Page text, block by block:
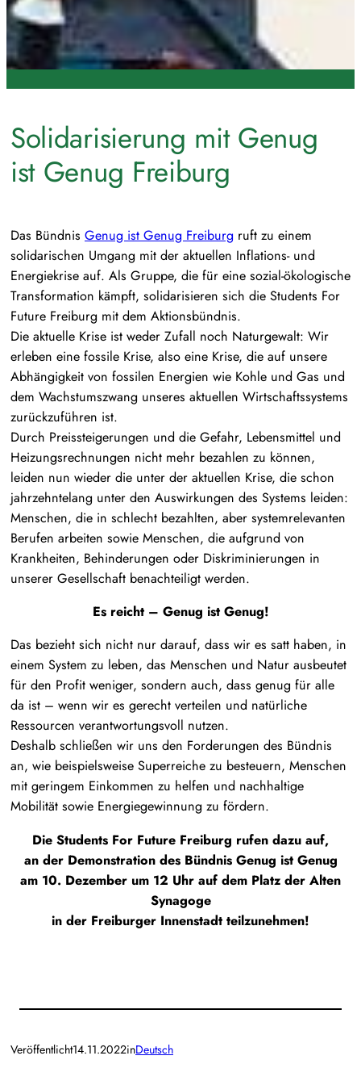
Solidarisierung mit Genug
ist Genug Freiburg
Das Bündnis Genug ist Genug Freiburg ruft zu einem
solidarischen Umgang mit der aktuellen Inflations- und
Energiekrise auf. Als Gruppe, die für eine sozial-ökologische
Transformation kämpft, solidarisieren sich die Students For
Future Freiburg mit dem Aktionsbündnis.
Die aktuelle Krise ist weder Zufall noch Naturgewalt: Wir
erleben eine fossile Krise, also eine Krise, die auf unsere
Abhängigkeit von fossilen Energien wie Kohle und Gas und
dem Wachstumszwang unseres aktuellen Wirtschaftssystems
zurückzuführen ist.
Durch Preissteigerungen und die Gefahr, Lebensmittel und
Heizungsrechnungen nicht mehr bezahlen zu können,
leiden nun wieder die unter der aktuellen Krise, die schon
jahrzehntelang unter den Auswirkungen des Systems leiden:
Menschen, die in schlecht bezahlten, aber systemrelevanten
Berufen arbeiten sowie Menschen, die aufgrund von
Krankheiten, Behinderungen oder Diskriminierungen in
unserer Gesellschaft benachteiligt werden.
Es reicht – Genug ist Genug!
Das bezieht sich nicht nur darauf, dass wir es satt haben, in
einem System zu leben, das Menschen und Natur ausbeutet
für den Profit weniger, sondern auch, dass genug für alle
da ist – wenn wir es gerecht verteilen und natürliche
Ressourcen verantwortungsvoll nutzen.
Deshalb schließen wir uns den Forderungen des Bündnis
an, wie beispielsweise Superreiche zu besteuern, Menschen
mit geringem Einkommen zu helfen und nachhaltige
Mobilität sowie Energiegewinnung zu fördern.
Die Students For Future Freiburg rufen dazu auf,
an der Demonstration des Bündnis Genug ist Genug
am 10. Dezember um 12 Uhr auf dem Platz der Alten
Synagoge
in der Freiburger Innenstadt teilzunehmen!
Veröffentlicht14.11.2022inDeutsch